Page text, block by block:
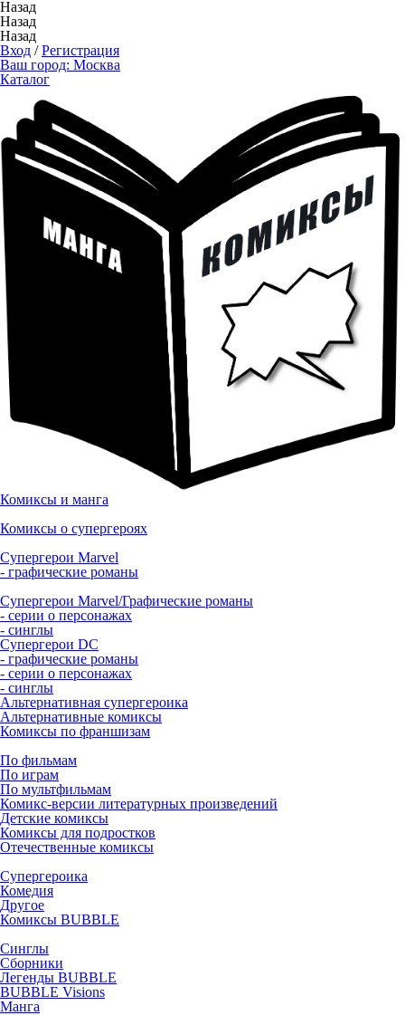
Назад
Назад
Назад
Вход /Регистрация
Ваш город: Москва
Каталог
Комиксы и манга
Комиксы о супергероях
Супергерои Marvel
- графические романы
Супергерои Marvel/Графические романы
- серии о персонажах
- синглы
Супергерои DC
- графические романы
- серии о персонажах
- синглы
Альтернативная супергероика
Альтернативные комиксы
Комиксы по франшизам
По фильмам
По играм
По мультфильмам
Комикс-версии литературных произведений
Детские комиксы
Комиксы для подростков
Отечественные комиксы
Супергероика
Комедия
Другое
Комиксы BUBBLE
Синглы
Сборники
Легенды BUBBLE
BUBBLE Visions
Манга